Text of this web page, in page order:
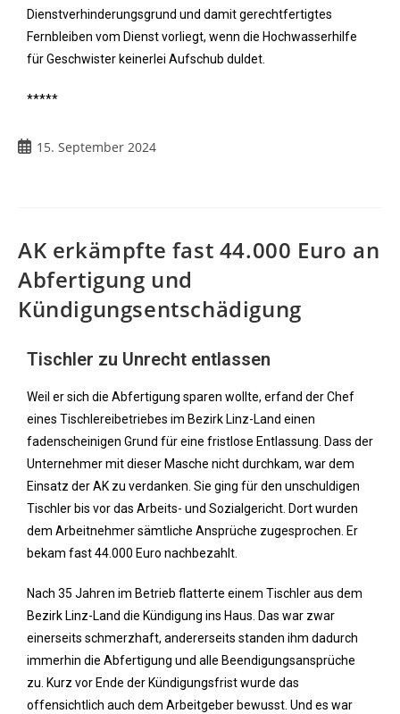
Dienstverhinderungsgrund und damit gerechtfertigtes
Fernbleiben vom Dienst vorliegt, wenn die Hochwasserhilfe
für Geschwister keinerlei Aufschub duldet.
*****
15. September 2024
AK erkämpfte fast 44.000 Euro an
Abfertigung und
Kündigungsentschädigung
Tischler zu Unrecht entlassen
Weil er sich die Abfertigung sparen wollte, erfand der Chef
eines Tischlereibetriebes im Bezirk Linz-Land einen
fadenscheinigen Grund für eine fristlose Entlassung. Dass der
Unternehmer mit dieser Masche nicht durchkam, war dem
Einsatz der AK zu verdanken. Sie ging für den unschuldigen
Tischler bis vor das Arbeits- und Sozialgericht. Dort wurden
dem Arbeitnehmer sämtliche Ansprüche zugesprochen. Er
bekam fast 44.000 Euro nachbezahlt.
Nach 35 Jahren im Betrieb flatterte einem Tischler aus dem
Bezirk Linz-Land die Kündigung ins Haus. Das war zwar
einerseits schmerzhaft, andererseits standen ihm dadurch
immerhin die Abfertigung und alle Beendigungsansprüche
zu. Kurz vor Ende der Kündigungsfrist wurde das
offensichtlich auch dem Arbeitgeber bewusst. Und es war